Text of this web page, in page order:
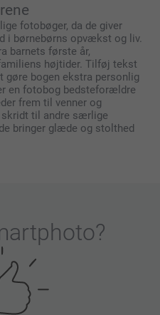
fotobøger, da de giver
i børnebørns opvækst og liv.
barnets første år,
højtider. Tilføj tekst
gøre bogen ekstra personlig
en fotobog bedsteforældre
frem til venner og
skridt til andre særlige
bringer glæde og stolthed
?